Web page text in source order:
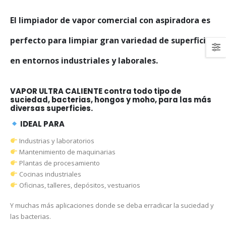
El limpiador de vapor comercial con aspiradora es
perfecto para limpiar gran variedad de superficies
en entornos industriales y laborales.
VAPOR ULTRA CALIENTE contra todo tipo de
suciedad, bacterias, hongos y moho, para las más
diversas superficies.
IDEAL PARA
Industrias y laboratorios
Mantenimiento de maquinarias
Plantas de procesamiento
Cocinas industriales
Oficinas, talleres, depósitos, vestuarios
Y muchas más aplicaciones donde se deba erradicar la suciedad y
las bacterias.